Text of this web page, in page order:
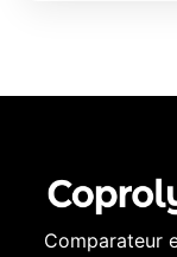
Comparateur